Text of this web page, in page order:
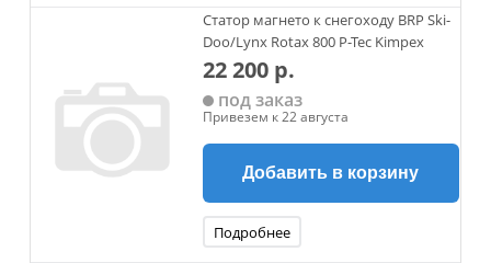
Статор магнето к снегоходу BRP Ski-
Doo/Lynx Rotax 800 P-Tec Kimpex
22 200 р.
под заказ
Привезем к 22 августа
Добавить в корзину
Подробнее